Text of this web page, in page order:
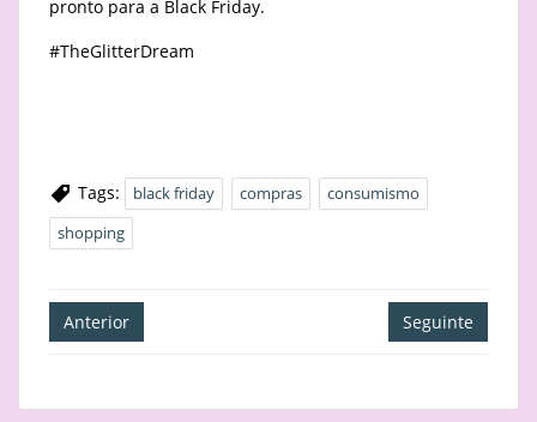
pronto para a Black Friday.
#TheGlitterDream
Tags: black friday compras
consumismo
shopping
Navegação
de
Anterior Seguinte